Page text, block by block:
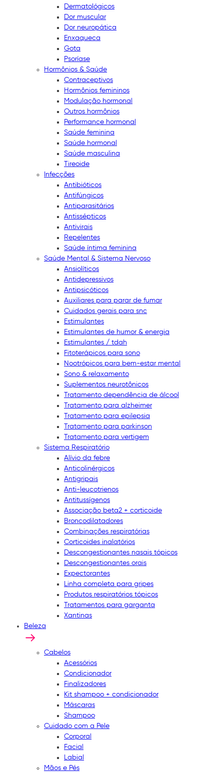
Dermatológicos
Dor muscular
Dor neuropática
Enxaqueca
Gota
Psoríase
Hormônios & Saúde
Contraceptivos
Hormônios femininos
Modulação hormonal
Outros hormônios
Performance hormonal
Saúde feminina
Saúde hormonal
Saúde masculina
Tireoide
Infecções
Antibióticos
Antifúngicos
Antiparasitários
Antissépticos
Antivirais
Repelentes
Saúde íntima feminina
Saúde Mental & Sistema Nervoso
Ansiolíticos
Antidepressivos
Antipsicóticos
Auxiliares para parar de fumar
Cuidados gerais para snc
Estimulantes
Estimulantes de humor & energia
Estimulantes / tdah
Fitoterápicos para sono
Nootrópicos para bem-estar mental
Sono & relaxamento
Suplementos neurotônicos
Tratamento dependência de álcool
Tratamento para alzheimer
Tratamento para epilepsia
Tratamento para parkinson
Tratamento para vertigem
Sistema Respiratório
Alívio da febre
Anticolinérgicos
Antigripais
Anti-leucotrienos
Antitussígenos
Associação beta2 + corticoide
Broncodilatadores
Combinações respiratórias
Corticoides inalatórios
Descongestionantes nasais tópicos
Descongestionantes orais
Expectorantes
Linha completa para gripes
Produtos respiratórios tópicos
Tratamentos para garganta
Xantinas
Beleza
Cabelos
Acessórios
Condicionador
Finalizadores
Kit shampoo + condicionador
Máscaras
Shampoo
Cuidado com a Pele
Corporal
Facial
Labial
Mãos e Pés